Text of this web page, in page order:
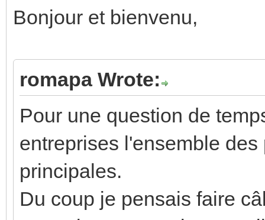
Bonjour et bienvenu,
romapa Wrote:
Pour une question de
entreprises l'ensemble
principales.
Du coup je pensais faire